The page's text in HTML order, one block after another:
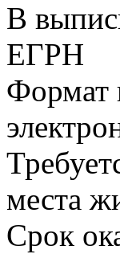
В
ЕГРН
Формат
места
Срок